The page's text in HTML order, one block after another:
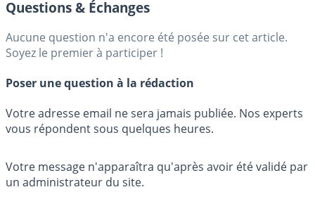
Questions & Échanges
Aucune question n'a encore été posée sur cet article.
Soyez le premier à participer !
Poser une question à la rédaction
Votre adresse email ne sera jamais publiée. Nos experts
vous répondent sous quelques heures.
Votre message n'apparaîtra qu'après avoir été validé par
un administrateur du site.